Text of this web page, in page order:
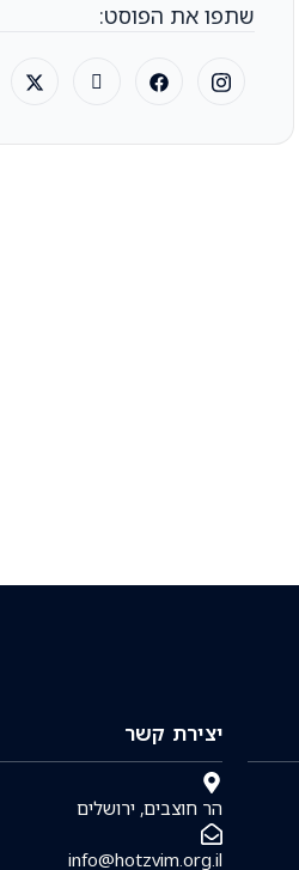
שתפו את הפוסט:
יצירת קשר
הר חוצבים, ירושלים
info@hotzvim.org.il